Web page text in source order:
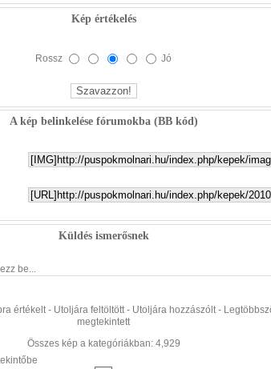
Kép értékelés
Rossz Jó
A kép belinkelése fórumokba (BB kód)
Küldés ismerősnek
be...
értékelt - Utoljára feltöltött - Utoljára hozzászólt -
megtekintett
Összes kép a kategóriákban: 4,929